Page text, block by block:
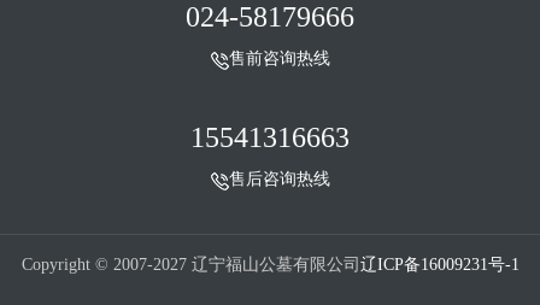
024-58179666
售前咨询热线
15541316663
售后咨询热线
Copyright © 2007-2027 辽宁福山公墓有限公司 辽ICP备16009231号-1